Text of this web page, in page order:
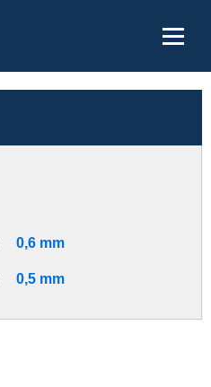
0,6 mm
0,5 mm